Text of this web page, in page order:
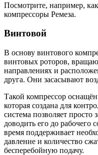
Посмотрите, например,
компрессоры Ремеза.
Винтовой
В основу винтового
винтовых роторов,
направлениях и
друга. Они засасывают
Такой компрессор
которая создана для
система позволяет просто
доводить его до рабочего
время поддерживает
давление и количество
бесперебойную подачу.